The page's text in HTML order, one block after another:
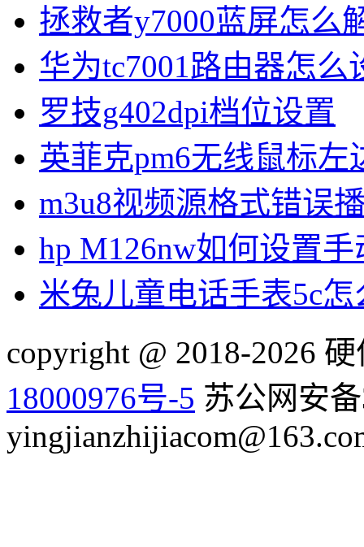
拯救者y7000蓝屏怎么
华为tc7001路由器怎么
罗技g402dpi档位设置
英菲克pm6无线鼠标左
m3u8视频源格式错误
hp M126nw如何设置
米兔儿童电话手表5c
copyright @ 2018-2026
18000976号-5 苏公网安